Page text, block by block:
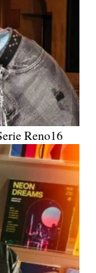
Reno16